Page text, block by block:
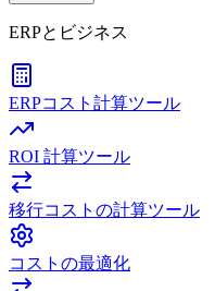
ERPとビジネス
ERPコスト計算ツール
ROI 計算ツール
移行コストの計算ツール
コストの最適化